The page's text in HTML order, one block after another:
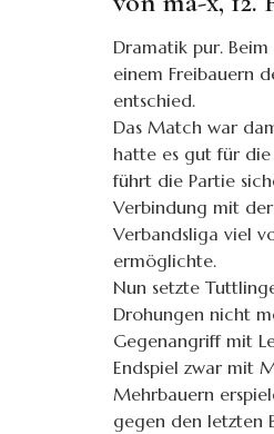
Dramatik pur.
einem Freibauern
entschied.
Das Match war
hatte es gut für die
führt die Partie
Verbindung mit
Verbandsliga viel
ermöglichte.
Nun setzte
Drohungen nicht
Gegenangriff mit
Endspiel zwar mit
Mehrbauern
gegen den letzten